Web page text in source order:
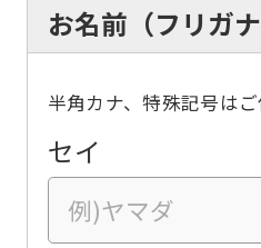
お名前（フリガナ
半角カナ、特殊記号はご
セイ